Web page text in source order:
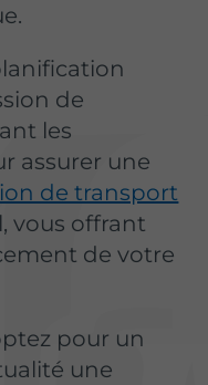
de
les
assurer une
de transport
vous offrant
de votre
pour un
une